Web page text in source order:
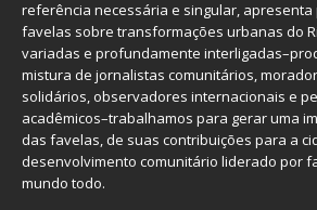
referência necessária e singular,
favelas sobre transformações urbanas do
variadas e profundamente
mistura de jornalistas comunitários,
solidários, observadores internacionais e
acadêmicos–trabalhamos para gerar uma
das favelas, de suas contribuições para a
desenvolvimento comunitário liderado por
mundo todo.